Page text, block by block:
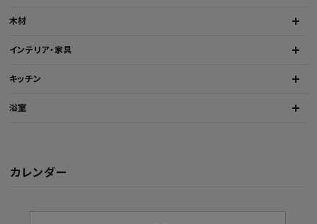
木材
インテリア・家具
キッチン
浴室
カレンダー